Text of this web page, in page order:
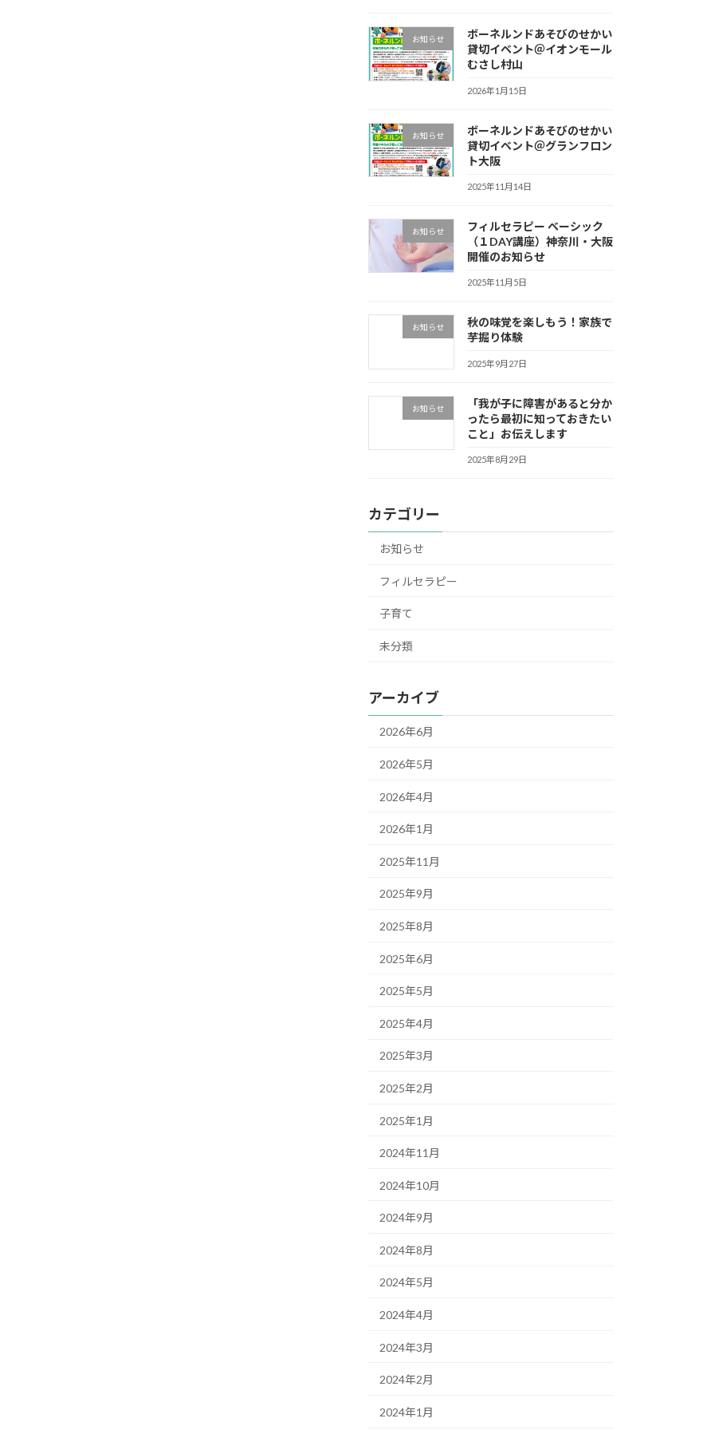
お知らせ
ボーネルンドあそびのせかい
貸切イベント＠イオンモール
むさし村山
2026年1月15日
お知らせ
ボーネルンドあそびのせかい
貸切イベント＠グランフロン
ト大阪
2025年11月14日
お知らせ
フィルセラピー ベーシック
（１DAY講座）神奈川・大阪
開催のお知らせ
2025年11月5日
お知らせ
秋の味覚を楽しもう！家族で
芋掘り体験
2025年9月27日
お知らせ
「我が子に障害があると分か
ったら最初に知っておきたい
こと」お伝えします
2025年8月29日
カテゴリー
お知らせ
フィルセラピー
子育て
未分類
アーカイブ
2026年6月
2026年5月
2026年4月
2026年1月
2025年11月
2025年9月
2025年8月
2025年6月
2025年5月
2025年4月
2025年3月
2025年2月
2025年1月
2024年11月
2024年10月
2024年9月
2024年8月
2024年5月
2024年4月
2024年3月
2024年2月
2024年1月